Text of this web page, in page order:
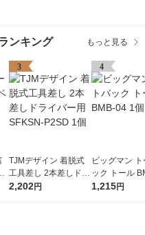
ンキング もっと見る
3
TJMデザイン 着脱式
工具差し 2本差しドラ
イバー用 SFKSN-P2S
2,202円
4
ビッグマン
ック トール
個
1,215円